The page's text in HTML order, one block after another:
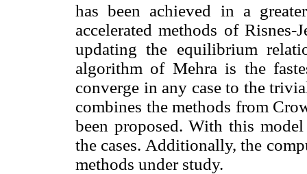
has been achieved in a
accelerated methods of
updating the equilibrium
algorithm of Mehra is the
converge in any case to the
combines the methods from
been proposed. With this
the cases. Additionally, the
methods under study.